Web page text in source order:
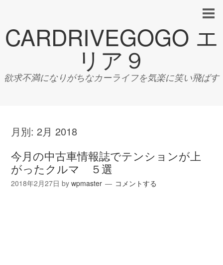
CARDRIVEGOGO エ
リア９
欲求不満になりがちなカーライフを気楽に笑い飛ばす
月別:2月 2018
今月の中古車情報誌でテンションが上
がったクルマ ５選
2018年2月27日 bywpmaster コメントする